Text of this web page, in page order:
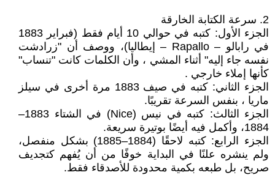
2. سرعة الكتابة الخارقة
الجزء الأول: كتبه في حوالي 10 أيام فقط (فبراير 1883
في رابالو – Rapallo – إيطاليا)، ووصف أن "زرادشت
نفسه جاء إليه" أثناء المشي ، وأن الكلمات كانت "تنساب"
كأنها إملاء خارجي .
الجزء الثاني: كتبه في صيف 1883 مرة أخرى في سيلز
ماريا ، بنفس السرعة تقريبًا.
الجزء الثالث: كتبه في نيس (Nice) في الشتاء 1883–
1884، وأكمل فيه أيضًا بوتيرة سريعة.
الجزء الرابع: كتبه لاحقًا (1884–1885) بشكل منفصل،
ولم ينشره علنًا في البداية خوفًا من أن يُفهم كتجديف
صريح، بل طبعه بكمية محدودة للأصدقاء فقط.